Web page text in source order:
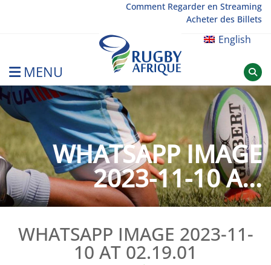
Comment Regarder en Streaming
Acheter des Billets
English
MENU
Rugby Afrique
WHATSAPP IMAGE
2023-11-10 A...
WHATSAPP IMAGE 2023-11-
10 AT 02.19.01